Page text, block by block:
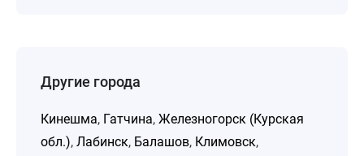
Другие города
Кинешма, Гатчина, Железногорск (Курская
обл.), Лабинск, Балашов, Климовск,